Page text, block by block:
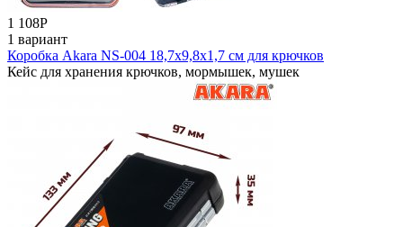
1 108Р
1 вариант
Коробка Akara NS-004 18,7х9,8х1,7 см для крючков
Кейс для хранения крючков, мормышек, мушек